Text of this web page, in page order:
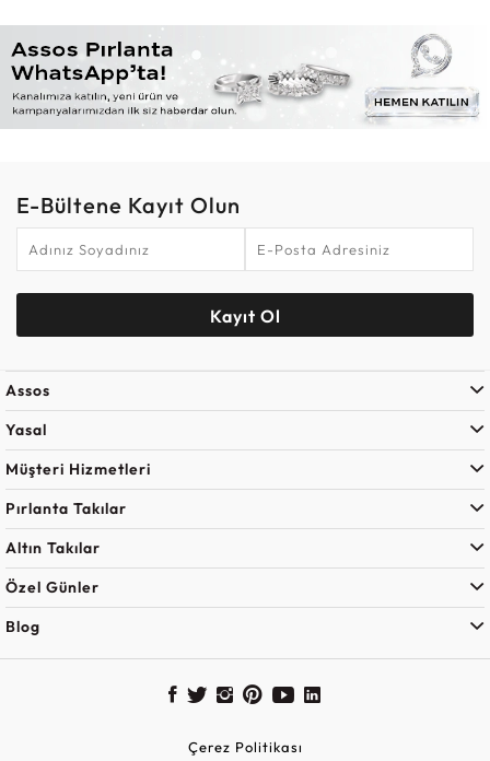
E-Bültene Kayıt Olun
Kayıt Ol
Assos
Yasal
Müşteri Hizmetleri
Pırlanta Takılar
Altın Takılar
Özel Günler
Blog
Çerez Politikası